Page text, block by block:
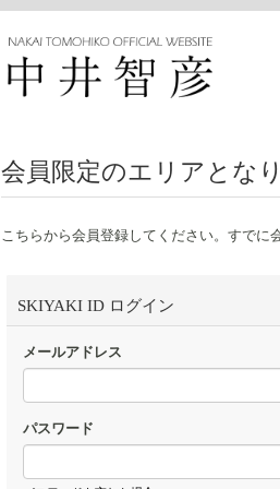
会員限定のエリアとなり
こちらから会員登録してください。すでに
SKIYAKI ID ログイン
メールアドレス
パスワード